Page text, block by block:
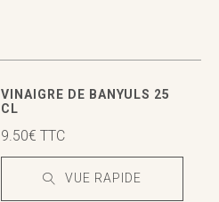
VINAIGRE DE BANYULS 25
CL
9.50€ TTC
VUE RAPIDE